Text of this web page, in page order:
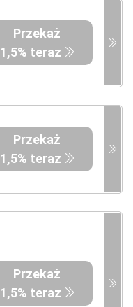
Przekaż
1,5% teraz
Przekaż
1,5% teraz
Przekaż
1,5% teraz